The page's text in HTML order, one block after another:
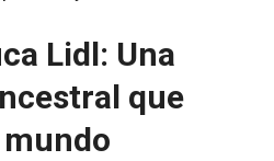
Lidl: Una
que